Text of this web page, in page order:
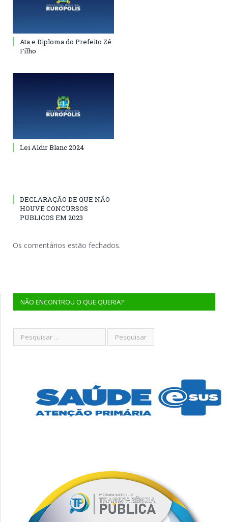
Ata e Diploma do Prefeito Zé
Filho
Lei Aldir Blanc 2024
DECLARAÇÃO DE QUE NÃO
HOUVE CONCURSOS
PUBLICOS EM 2023
Os comentários estão fechados.
NÃO ENCONTROU O QUE QUERIA?